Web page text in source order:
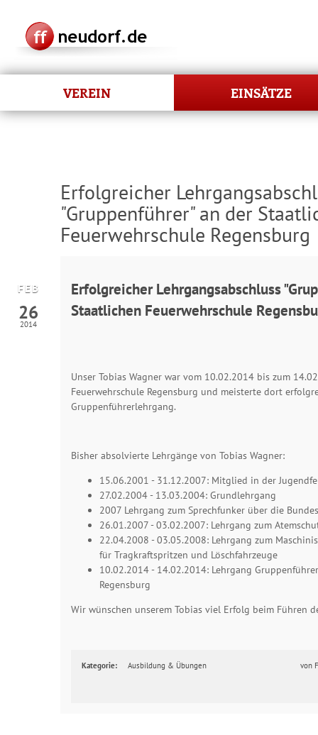
VEREIN EINSÄTZE
Erfolgreicher
"Gruppenführer" an der
Feuerwehrschule Regensburg
Erfolgreicher Lehrgangsabschluss
Staatlichen Feuerwehrschule
2014
26
FEB
Unser Tobias Wagner war vom 10.02.2014 bis zum
Feuerwehrschule Regensburg und meisterte dort
Gruppenführerlehrgang.
Bisher absolvierte Lehrgänge von Tobias Wagner:
15.06.2001 - 31.12.2007: Mitglied in der
27.02.2004 - 13.03.2004: Grundlehrgang
2007 Lehrgang zum Sprechfunker über die
26.01.2007 - 03.02.2007: Lehrgang zum
22.04.2008 - 03.05.2008: Lehrgang zum
für Tragkraftspritzen und Löschfahrzeuge
10.02.2014 - 14.02.2014: Lehrgang
Regensburg
Wir wünschen unserem Tobias viel Erfolg beim Führen
Kategorie: Ausbildung & Übungen von